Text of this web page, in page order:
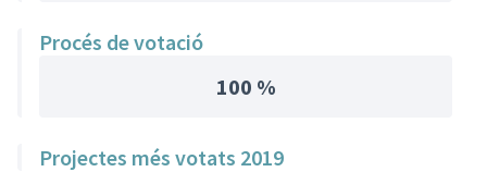
Procés de votació
100 %
Projectes més votats 2019